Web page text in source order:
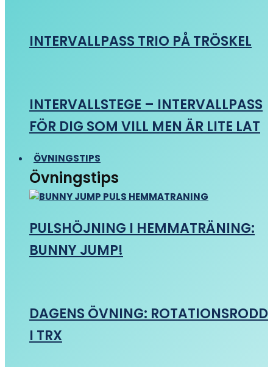
INTERVALLPASS TRIO PÅ TRÖSKEL
INTERVALLSTEGE – INTERVALLPASS
FÖR DIG SOM VILL MEN ÄR LITE LAT
ÖVNINGSTIPS
Övningstips
PULSHÖJNING I HEMMATRÄNING:
BUNNY JUMP!
DAGENS ÖVNING: ROTATIONSRODD
I TRX